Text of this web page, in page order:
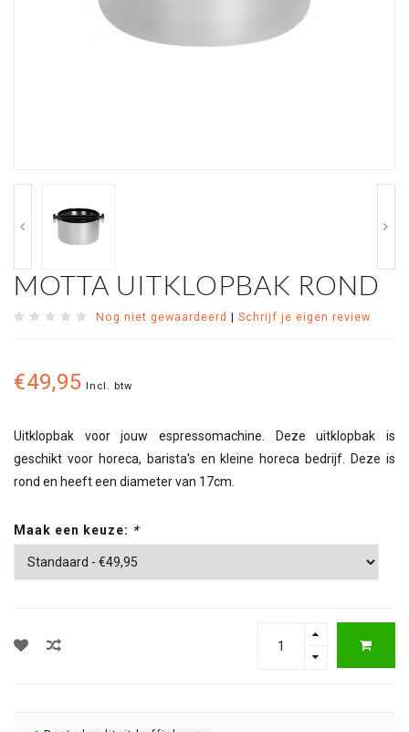
MOTTA UITKLOPBAK ROND
Nog niet gewaardeerd | Schrijf je eigen review
€49,95 Incl. btw
Uitklopbak voor jouw espressomachine. Deze uitklopbak is
geschikt voor horeca, barista's en kleine horeca bedrijf. Deze is
rond en heeft een diameter van 17cm.
Maak een keuze: *